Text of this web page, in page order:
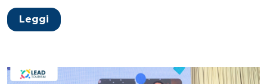
Leggi